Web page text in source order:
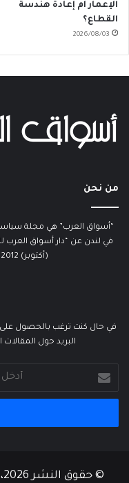
الإعمار أم إعادة هندسة
القطاع؟
2026/08/03
من نحن
“أسواق العرب” هي مجلة
في لندن عن “دار أسواق العرب
(أكتوبر) 2012. يرأس تحريرها كابي طبراني.
في حال كنت ترغب بالحصول على
البريد حول المقالات
بريدك
الإلكتروني